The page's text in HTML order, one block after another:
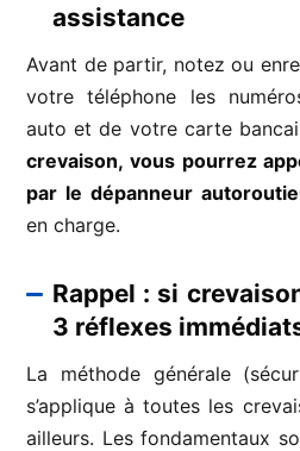
assistance
Avant de partir, notez ou
votre téléphone les
auto et de votre carte
crevaison, vous pourrez
par le dépanneur
en charge.
Rappel : si
3 réflexes
La méthode générale
s’applique à toutes les
ailleurs. Les fondamentaux